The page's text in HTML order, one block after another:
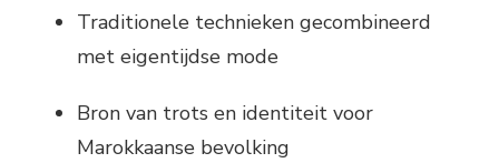
Traditionele technieken gecombineerd
met eigentijdse mode
Bron van trots en identiteit voor
Marokkaanse bevolking